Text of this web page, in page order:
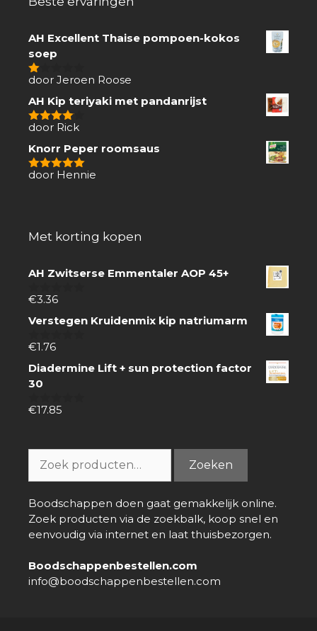
AH Excellent Thaise pompoen-kokos
soep
1
5
door Jeroen Roose
AH Kip teriyaki met pandanrijst
4van 5
door Rick
Knorr Peper roomsaus
5van 5
door Hennie
Met korting kopen
AH Zwitserse Emmentaler AOP 45+
0
5
€3.36
Verstegen Kruidenmix kip natriumarm
0
5
€1.76
Diadermine Lift + sun protection factor
30
0
€17.85
naar:
Zoeken
Boodschappen doen gaat gemakkelijk online.
Zoek producten via de zoekbalk, koop snel en
eenvoudig via internet en laat thuisbezorgen.
Boodschappenbestellen.com
info@boodschappenbestellen.com